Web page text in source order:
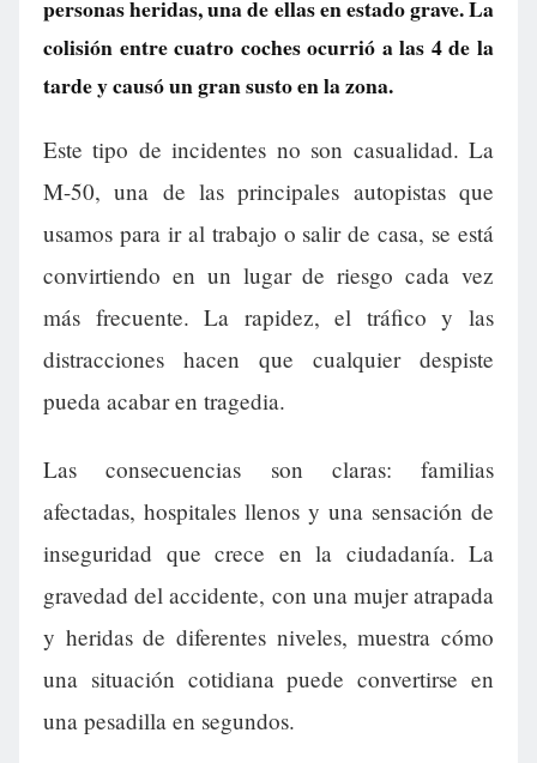
personas heridas, una de ellas en estado grave. La
colisión entre cuatro coches ocurrió a las 4 de la
tarde y causó un gran susto en la zona.
Este tipo de incidentes no son casualidad. La
M-50, una de las principales autopistas que
usamos para ir al trabajo o salir de casa, se está
convirtiendo en un lugar de riesgo cada vez
más frecuente. La rapidez, el tráfico y las
distracciones hacen que cualquier despiste
pueda acabar en tragedia.
Las consecuencias son claras: familias
afectadas, hospitales llenos y una sensación de
inseguridad que crece en la ciudadanía. La
gravedad del accidente, con una mujer atrapada
y heridas de diferentes niveles, muestra cómo
una situación cotidiana puede convertirse en
una pesadilla en segundos.